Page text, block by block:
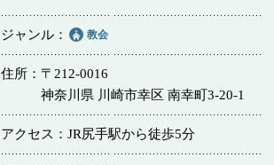
ジャンル 教会
住所
〒212-0016
神奈川県 川崎市幸区 南幸町3-20-1
アクセス JR尻手駅から徒歩5分